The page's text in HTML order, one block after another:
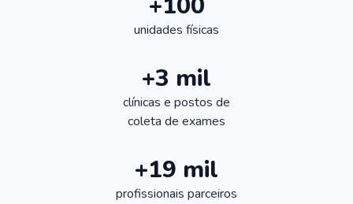
unidades físicas
+3 mil
clínicas e postos de
coleta de exames
+19 mil
profissionais parceiros